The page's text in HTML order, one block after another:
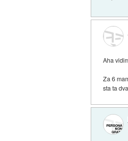
Aha
Za 6
sta ta